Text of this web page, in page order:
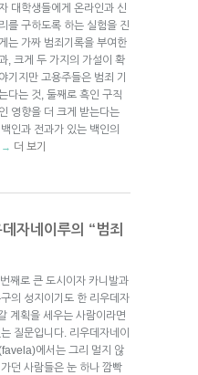
대학생들에게 온라인과 신
를 구하도록 하는 실험을 진
는 가짜 범죄기록을 부여한
, 크게 두 가지의 가설이 확
기지만 고용주들은 범죄 기
다는 것, 둘째로 흑인 구직
영향을 더 크게 받는다는
인과 전과가 있는 백인의
→ 더 보기
자네이루의 “범죄
째로 큰 도시이자 카니발과
의 성지이기도 한 리우데자
계획을 세우는 사람이라면
질문입니다. 리우데자네이
에서는 그리 멀지 않
던 사람들은 눈 하나 깜빡